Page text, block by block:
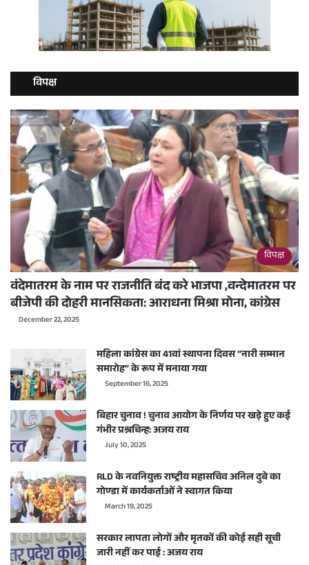
विपक्ष
विपक्ष
वंदेमातरम के नाम पर राजनीति बंद करे भाजपा ,वन्देमातरम पर
बीजेपी की दोहरी मानसिकता: आराधना मिश्रा मोना, कांग्रेस
December 22, 2025
महिला कांग्रेस का 41वां स्थापना दिवस “नारी सम्मान
समारोह” के रूप में मनाया गया
September 16, 2025
बिहार चुनाव ! चुनाव आयोग के निर्णय पर खड़े हुए कई
गंभीर प्रश्नचिन्ह: अजय राय
July 10, 2025
RLD के नवनियुक्त राष्ट्रीय महासचिव अनिल दुबे का
गोण्डा में कार्यकर्ताओं ने स्वागत किया
March 19, 2025
सरकार लापता लोगों और मृतकों की कोई सही सूची
जारी नहीं कर पाई : अजय राय